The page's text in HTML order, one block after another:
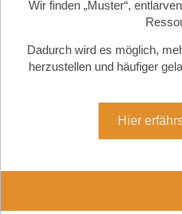
Wir finden „Muster“,
Dadurch wird es möglich,
herzustellen und häufiger
Hier